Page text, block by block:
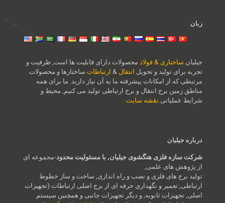
زبان
جیلیان ساختاری & فولاد محصولات دارای قابلیت ها است, ظرفیت و
تجربه برای تولید و تحویل انتقال & ارتباطات ساختارها و محصولات
مرتبطی که از امکانات پیشرفته ما به آن نیاز دارید. ما برای همه
مناطق زمین برج انتقال و برج ارتباطی تولید می کنیم, محیط و
شرایط عملیاتی.نقشه سایت
درباره جیلیان
شرکت سازه فلزی هنگشوی جیلیان, با مسئولیت محدود-مجموعه ای
از پژوهش های علمی,
تولید برج های فلزی و نصب و راه اندازی, ساخت و ساز خطوط
ارتباطی, تعمیر و نگهداری حرفه ای از برج اصلی ارتباطات (تجهیزات
اصلی, تجهیزات ثانویه, و دیگر تجهیزات جانبی و همچنین سیستم